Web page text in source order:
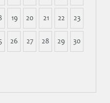
19 20 21 22 23
26 27 28 29 30